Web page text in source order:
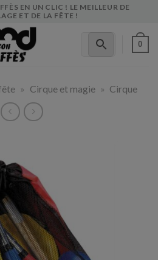
EN UN CLIC ! LE MEILLEUR DE
ET DE LA FÊTE !
0
» Cirque et magie » Cirque